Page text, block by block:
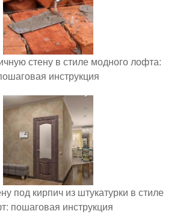
стену в стиле модного лофта:
инструкция
под кирпич из штукатурки в стиле
пошаговая инструкция